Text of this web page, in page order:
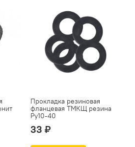
Прокладка резиновая
фланцевая ТМКЩ резина
Py10-40
33 ₽